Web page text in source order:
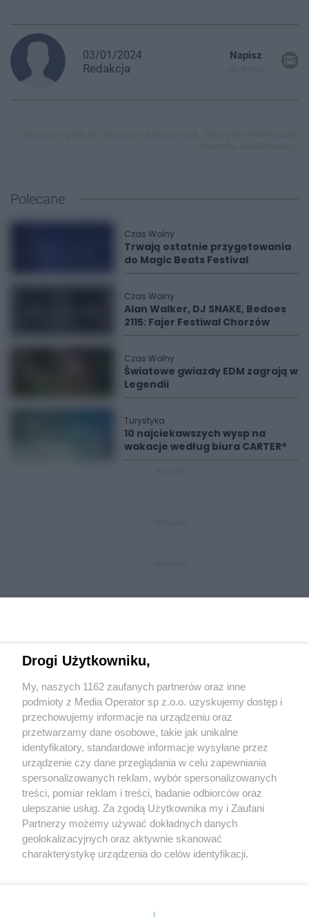
03/01/2024
Redakcja
Napisz
Polecane
Czas Wolny
Trwają ostatnie przygotowania
do Magic Beats Festival
Czas Wolny
Alan Walker, DJ SNAKE, Bedoes
2115: Fajer Festiwal Chorzów
Czas Wolny
Światowe gwiazdy EDM zagrają w
Legendii
Turystyka
10 najciekawszych wysp na
wakacje według biura CARTER®
Wydawca mediówlokalnych
Nie zapomnij
zapoznać się z:
polityką prywatności regulamin korzystania z portali
Twojemiasto
Piekary Śląskie
Chorzów
Tarnowskie Góry
Skontakuj sięz nami
Kontakt
Wydawca
Redakcja
Drogi Użytkowniku,
My, naszych 1162 zaufanych partnerów oraz inne
podmioty z Media Operator sp z.o.o. uzyskujemy dostęp i
przechowujemy informacje na urządzeniu oraz
przetwarzamy dane osobowe, takie jak unikalne
identyfikatory, standardowe informacje wysyłane przez
urządzenie czy dane przeglądania w celu zapewniania
spersonalizowanych reklam, wybór spersonalizowanych
treści, pomiar reklam i treści, badanie odbiorców oraz
ulepszanie usług. Za zgodą Użytkownika my i Zaufani
Partnerzy możemy używać dokładnych danych
geolokalizacyjnych oraz aktywnie skanować
charakterystykę urządzenia do celów identyfikacji.
zmienić/wycofać klikając przycisk ustawień prywatności